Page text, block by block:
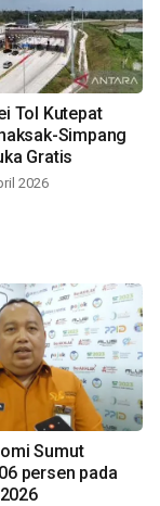
Tol Kutepat
Simpang
Gratis
2026
Sumut
persen pada